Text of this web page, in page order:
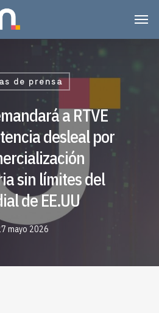
de prensa
a RTVE
desleal por
sin límites del
de EE.UU
mayo 2026